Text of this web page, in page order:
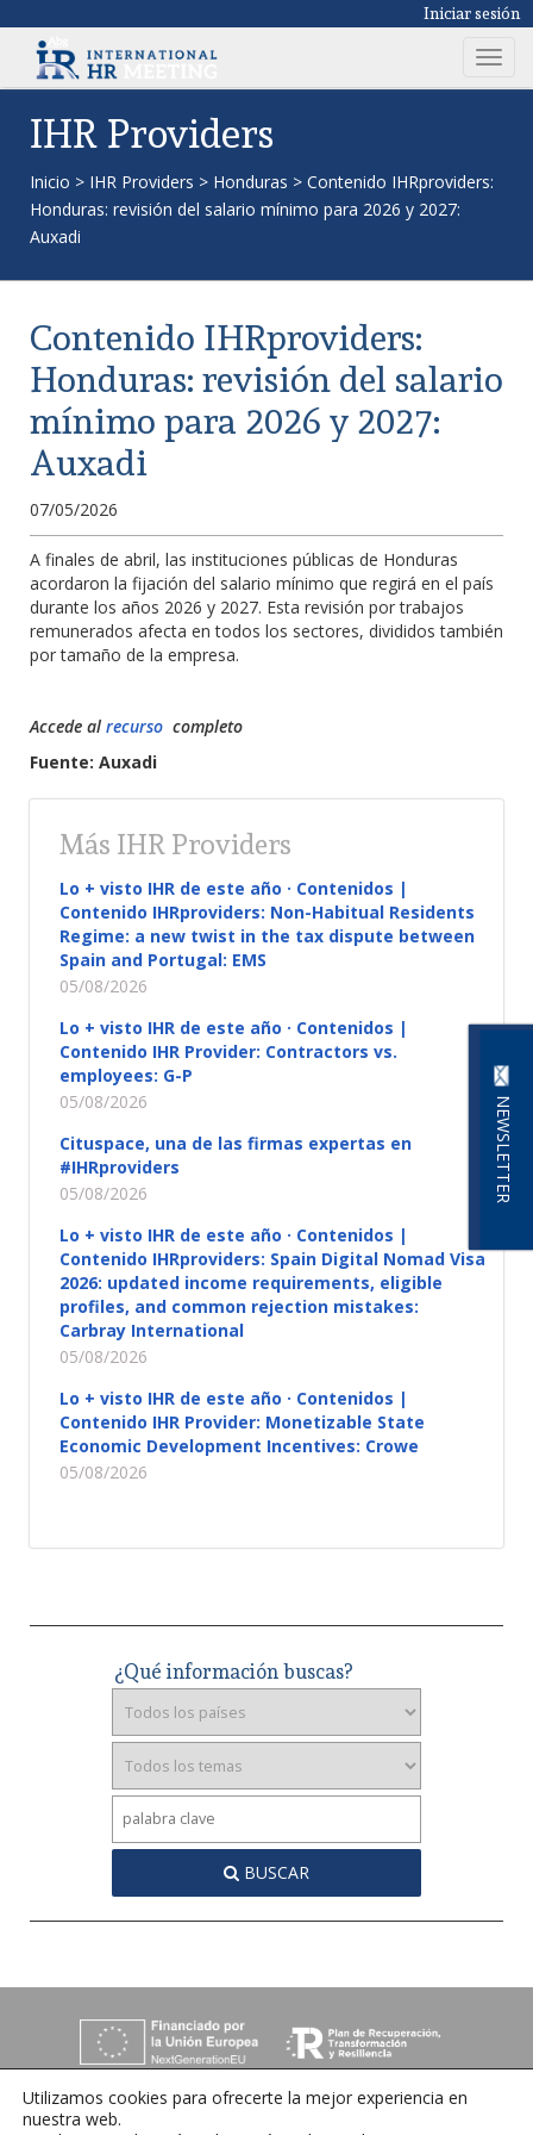
Iniciar sesión
T
o
v
t
NEWSLETTER
IHR Providers
Inicio > IHR Providers > Honduras > Contenido IHRproviders:
Honduras: revisión del salario mínimo para 2026 y 2027:
Auxadi
Contenido IHRproviders:
Honduras: revisión del salario
mínimo para 2026 y 2027:
Auxadi
07/05/2026
A finales de abril, las instituciones públicas de Honduras
acordaron la fijación del salario mínimo que regirá en el país
durante los años 2026 y 2027. Esta revisión por trabajos
remunerados afecta en todos los sectores, divididos también
por tamaño de la empresa.
Accede al recurso completo
Fuente: Auxadi
Más IHR Providers
Lo + visto IHR de este año · Contenidos |
Contenido IHRproviders: Non-Habitual Residents
Regime: a new twist in the tax dispute between
Spain and Portugal: EMS
05/08/2026
Lo + visto IHR de este año · Contenidos |
Contenido IHR Provider: Contractors vs.
employees: G-P
05/08/2026
Cituspace, una de las firmas expertas en
#IHRproviders
05/08/2026
Lo + visto IHR de este año · Contenidos |
Contenido IHRproviders: Spain Digital Nomad Visa
2026: updated income requirements, eligible
profiles, and common rejection mistakes:
Carbray International
05/08/2026
Lo + visto IHR de este año · Contenidos |
Contenido IHR Provider: Monetizable State
Economic Development Incentives: Crowe
05/08/2026
¿Qué información buscas?
BUSCAR
Utilizamos cookies para ofrecerte la mejor experiencia en
nuestra web.